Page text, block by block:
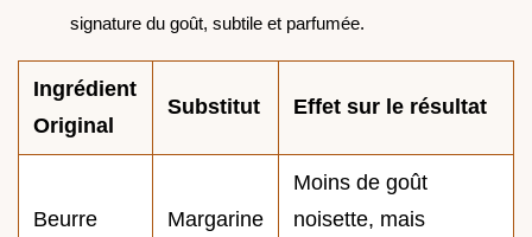
signature du goût, subtile et parfumée.
Ingrédient
Original
Substitut Effet sur le résultat
Beurre Margarine
Moins de goût
noisette, mais